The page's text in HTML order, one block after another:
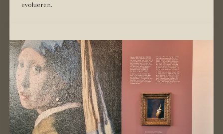
evolueren.